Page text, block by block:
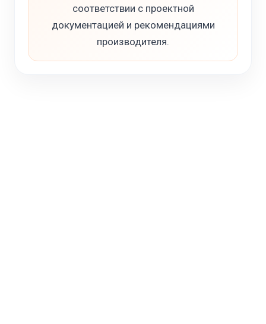
соответствии с проектной
документацией и рекомендациями
производителя.